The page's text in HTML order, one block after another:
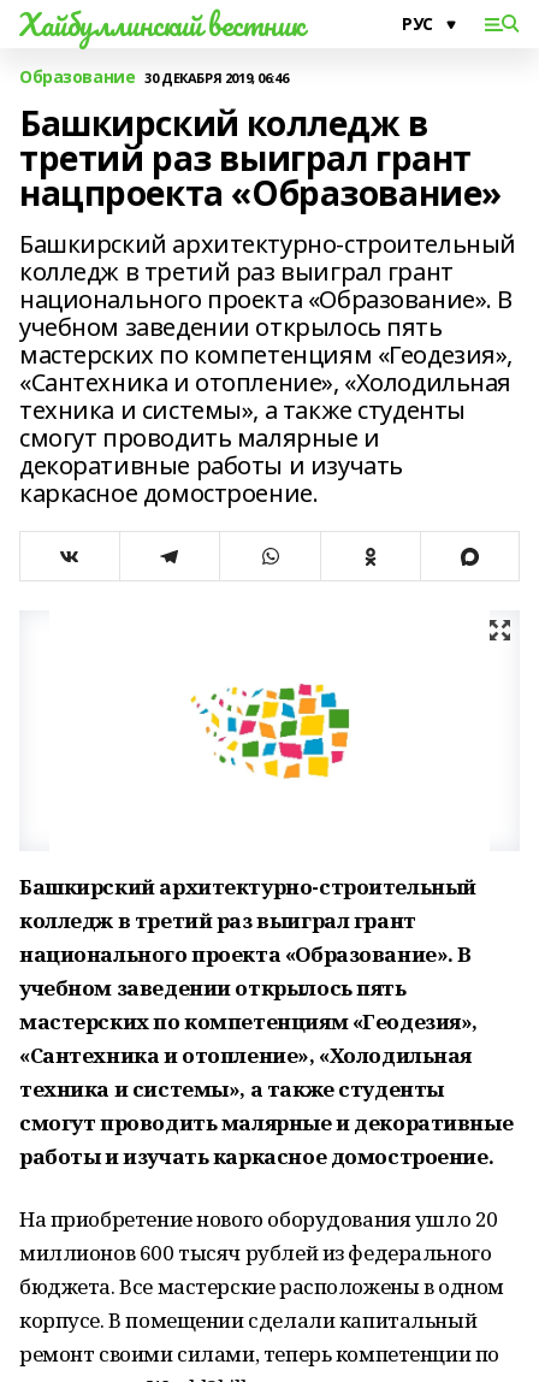
Хайбуллинский вестник
Образование 30 ДЕКАБРЯ 2019, 06:46
Башкирский колледж в
третий раз выиграл грант
нацпроекта «Образование»
Башкирский архитектурно-строительный
колледж в третий раз выиграл грант
национального проекта «Образование». В
учебном заведении открылось пять
мастерских по компетенциям «Геодезия»,
«Сантехника и отопление», «Холодильная
техника и системы», а также студенты
смогут проводить малярные и
декоративные работы и изучать
каркасное домостроение.
Башкирский архитектурно-строительный
колледж в третий раз выиграл грант
национального проекта «Образование». В
учебном заведении открылось пять
мастерских по компетенциям «Геодезия»,
«Сантехника и отопление», «Холодильная
техника и системы», а также студенты
смогут проводить малярные и декоративные
работы и изучать каркасное домостроение.
На приобретение нового оборудования ушло 20
миллионов 600 тысяч рублей из федерального
бюджета. Все мастерские расположены в одном
корпусе. В помещении сделали капитальный
ремонт своими силами, теперь компетенции по